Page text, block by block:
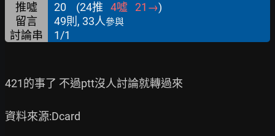
推噓 20 (24推 4噓 21 →)
留言
49則, 33人參與
討論串 1/1
421的事了 不過ptt沒人討論就轉過來
資料來源:Dcard